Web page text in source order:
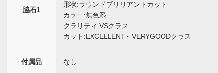
脇石1
形状:ラウンドブリリアントカット
カラー:無色系
クラリティ:VSクラス
カット:EXCELLENT～VERYGOODクラス
付属品 なし